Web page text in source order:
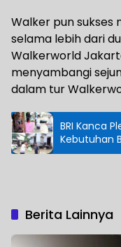
Walker pun sukses
selama lebih dari
Walkerworld
menyambangi
dalam tur
BRI Kanca
Kebutuhan
Kintap
Berita Lainnya